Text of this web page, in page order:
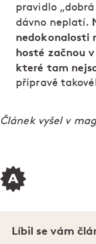
pravidlo
dávno neplatí.
nedokonalosti
hosté začnou
které tam
přípravě
Článek vyšel v
Líbil se vám